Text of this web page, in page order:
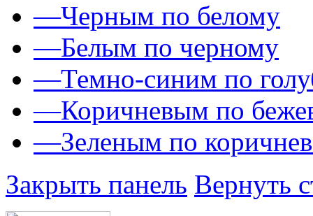
—Черным по белому
—Белым по черному
—Темно-синим по
—Коричневым по
—Зеленым по
Закрыть панель Вернуть